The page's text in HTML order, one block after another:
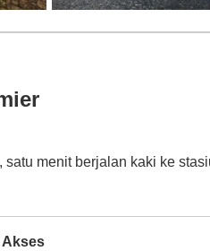
menit berjalan kaki ke
Akses